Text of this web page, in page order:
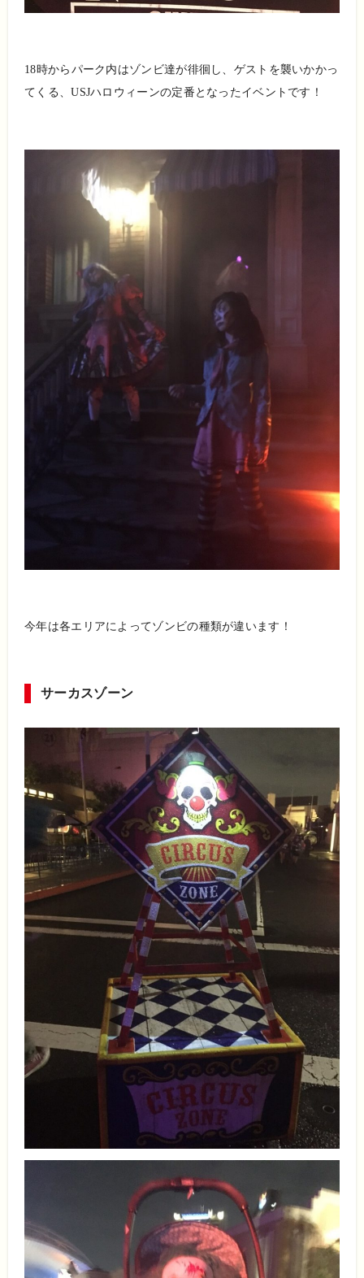
18時からパーク内はゾンビ達が徘徊し、ゲストを襲いかかっ
てくる、USJハロウィーンの定番となったイベントです！
今年は各エリアによってゾンビの種類が違います！
サーカスゾーン